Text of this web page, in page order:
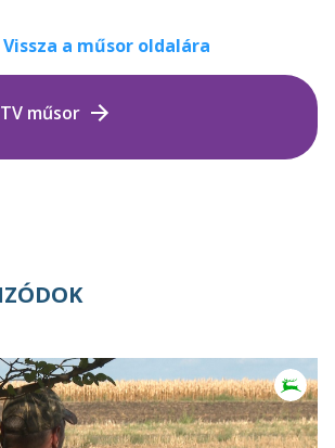
Vissza a műsor oldalára
műsor